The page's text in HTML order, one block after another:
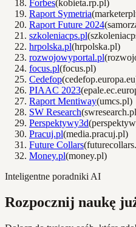
Forbes(kobieta.rp.pl)
Raport Symetria(
Raport Future 2024(
szkoleniacps.pl(
hrpolska.pl(hrpolska.pl)
rozwojowyportal.pl(
focus.pl(focus.pl)
Cedefop(cedefop.europa.eu
PIAAC 2023(
Raport Mentiway(umcs.pl)
SW Research(swresearch.pl
Perspektywy3d(
Pracuj.pl(media.pracuj.pl)
Future Collars(
Money.pl(money.pl)
Inteligentne poradniki AI
Rozpocznij naukę